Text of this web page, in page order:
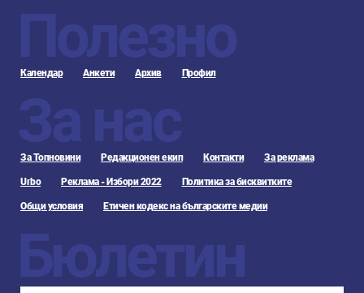
Полезно
Календар Анкети Архив Профил
За нас
За Топновини Редакционен екип Контакти За реклама
Urbo Реклама - Избори 2022 Политика за бисквитките
Общи условия Етичен кодекс на българските медии
Бюлетин